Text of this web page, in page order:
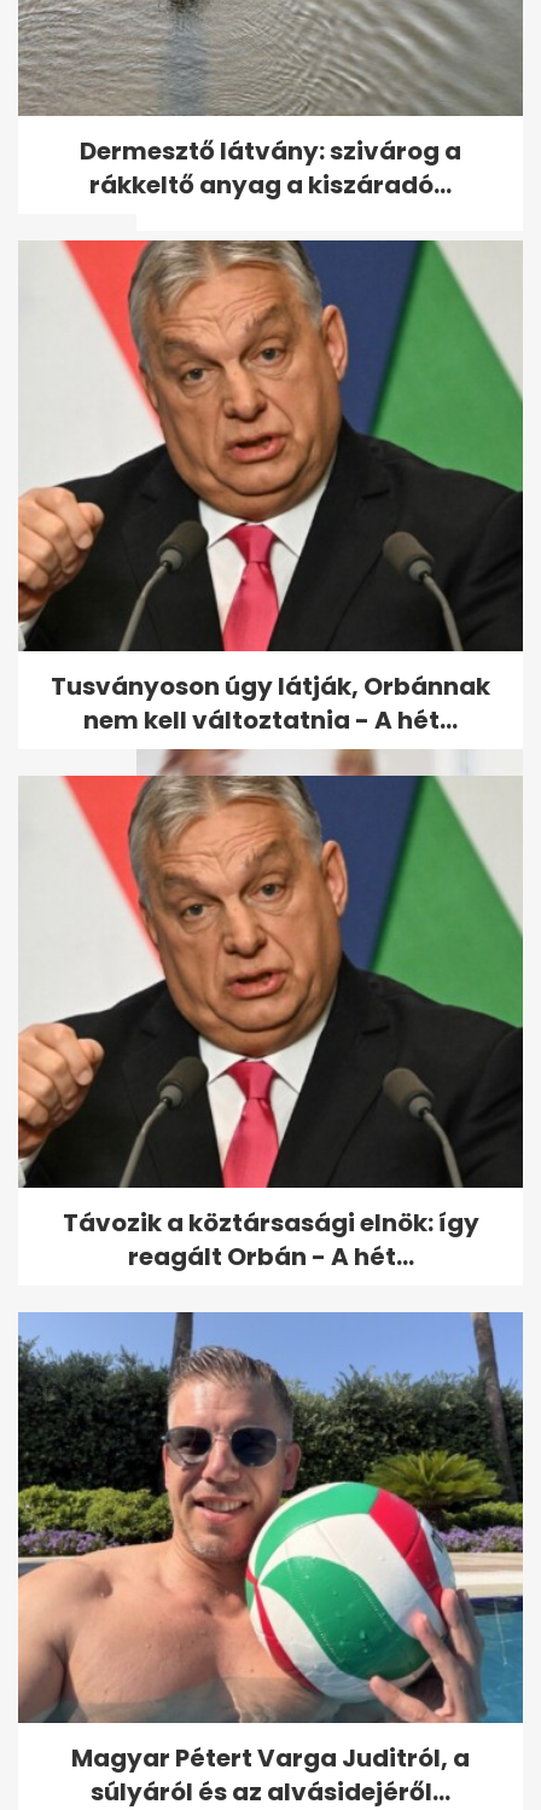
8 friss film, amit könnyű
kihagyni, pedig nagyon rá
lehet kattanni
10 hétköznapi technológia,
amely katonai fejlesztésként
indult
Anyám 5 hétig a húgom
gyerekeire vigyáz, az
enyémekre alig pár...
Dermesztő látvány: szivárog a
rákkeltő anyag a kiszáradó...
Tusványoson úgy látják, Orbánnak
nem kell változtatnia - A hét...
Távozik a köztársasági elnök: így
reagált Orbán - A hét...
Magyar Pétert Varga Juditról, a
súlyáról és az alvásidejéről...